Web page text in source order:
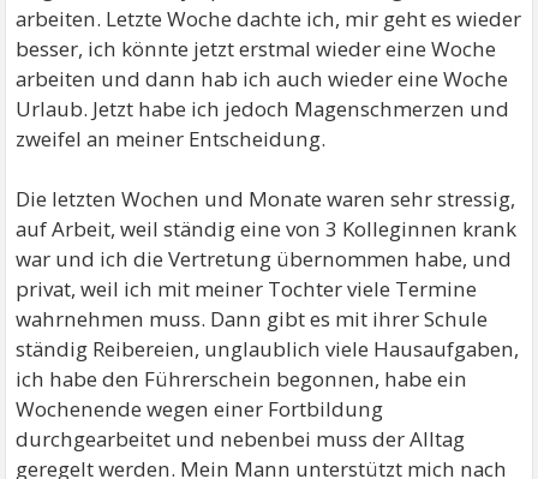
arbeiten. Letzte Woche dachte ich, mir geht es wieder
besser, ich könnte jetzt erstmal wieder eine Woche
arbeiten und dann hab ich auch wieder eine Woche
Urlaub. Jetzt habe ich jedoch Magenschmerzen und
zweifel an meiner Entscheidung.
Die letzten Wochen und Monate waren sehr stressig,
auf Arbeit, weil ständig eine von 3 Kolleginnen krank
war und ich die Vertretung übernommen habe, und
privat, weil ich mit meiner Tochter viele Termine
wahrnehmen muss. Dann gibt es mit ihrer Schule
ständig Reibereien, unglaublich viele Hausaufgaben,
ich habe den Führerschein begonnen, habe ein
Wochenende wegen einer Fortbildung
durchgearbeitet und nebenbei muss der Alltag
geregelt werden. Mein Mann unterstützt mich nach